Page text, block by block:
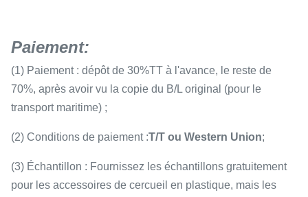
Paiement:
(1) Paiement : dépôt de 30%TT à l'avance, le reste de
70%, après avoir vu la copie du B/L original (pour le
transport maritime) ;
(2) Conditions de paiement :T/T ou Western Union;
(3) Échantillon : Fournissez les échantillons gratuitement
pour les accessoires de cercueil en plastique, mais les